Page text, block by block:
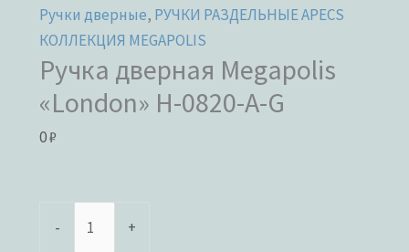
Ручки дверные, РУЧКИ РАЗДЕЛЬНЫЕ APECS
КОЛЛЕКЦИЯ MEGAPOLIS
Ручка дверная Megapolis
«London» H-0820-A-G
0₽
- +